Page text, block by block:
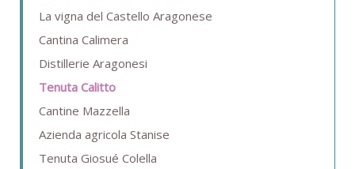
La vigna del Castello Aragonese
Cantina Calimera
Distillerie Aragonesi
Tenuta Calitto
Cantine Mazzella
Azienda agricola Stanise
Tenuta Giosué Colella